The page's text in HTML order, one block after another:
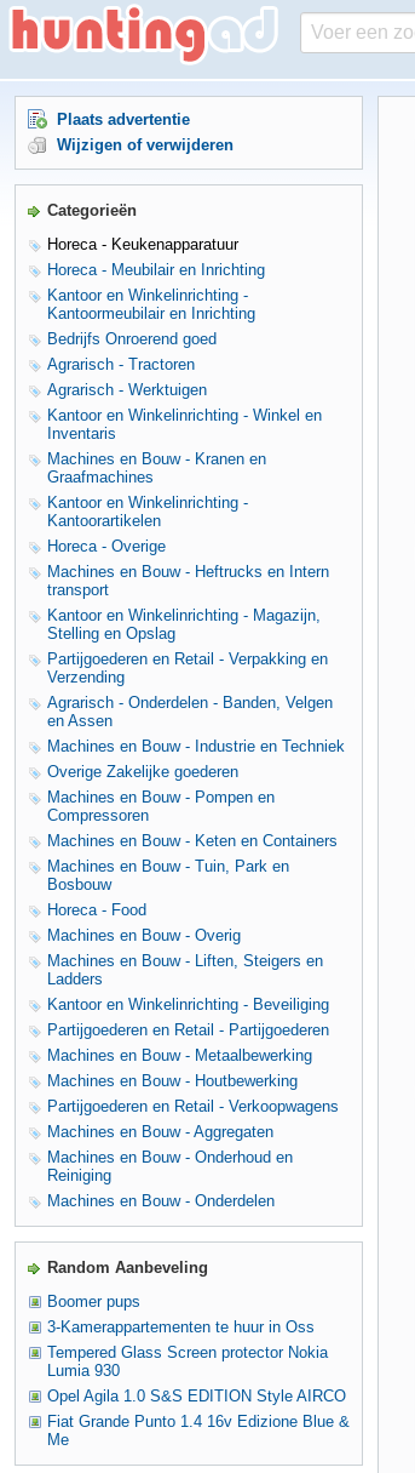
Plaats advertentie
Wijzigen of verwijderen
Categorieën
Horeca - Keukenapparatuur
Horeca - Meubilair en Inrichting
Kantoor en Winkelinrichting -
Kantoormeubilair en Inrichting
Bedrijfs Onroerend goed
Agrarisch - Tractoren
Agrarisch - Werktuigen
Kantoor en Winkelinrichting - Winkel en
Inventaris
Machines en Bouw - Kranen en
Graafmachines
Kantoor en Winkelinrichting -
Kantoorartikelen
Horeca - Overige
Machines en Bouw - Heftrucks en Intern
transport
Kantoor en Winkelinrichting - Magazijn,
Stelling en Opslag
Partijgoederen en Retail - Verpakking en
Verzending
Agrarisch - Onderdelen - Banden, Velgen
en Assen
Machines en Bouw - Industrie en Techniek
Overige Zakelijke goederen
Machines en Bouw - Pompen en
Compressoren
Machines en Bouw - Keten en Containers
Machines en Bouw - Tuin, Park en
Bosbouw
Horeca - Food
Machines en Bouw - Overig
Machines en Bouw - Liften, Steigers en
Ladders
Kantoor en Winkelinrichting - Beveiliging
Partijgoederen en Retail - Partijgoederen
Machines en Bouw - Metaalbewerking
Machines en Bouw - Houtbewerking
Partijgoederen en Retail - Verkoopwagens
Machines en Bouw - Aggregaten
Machines en Bouw - Onderhoud en
Reiniging
Machines en Bouw - Onderdelen
Random Aanbeveling
Boomer pups
3-Kamerappartementen te huur in Oss
Tempered Glass Screen protector Nokia
Lumia 930
Opel Agila 1.0 S&S EDITION Style AIRCO
Fiat Grande Punto 1.4 16v Edizione Blue &
Me